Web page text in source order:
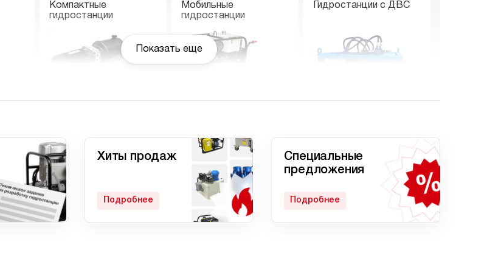
Компактные
гидростанции
Мобильные
гидростанции
Гидростанции с ДВС
Домкрат 100 тонн с
гидростанцией
Гидростанция
с домкратом
Показать еще
Хиты продаж
Подробнее
Специальные
предложения
Подробнее